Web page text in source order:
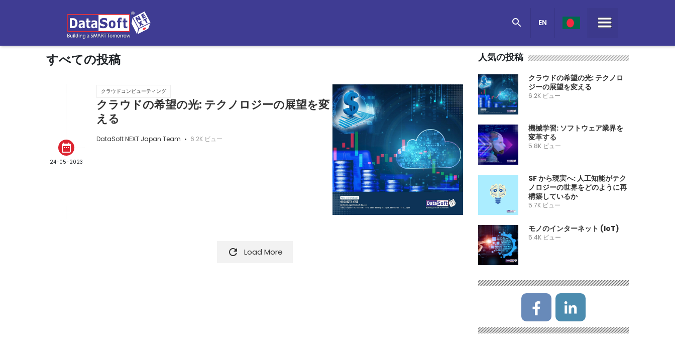
 EN
お問い合わせ
すべての投稿
date_range
24-05-2023
クラウドコンピューティング
クラウドの希望の光: テクノロジーの展望を変
える
DataSoft NEXT Japan Team 6.2K ビュー
 Load More
人気の投稿
クラウドの希望の光: テクノロ
ジーの展望を変える
6.2K ビュー
機械学習: ソフトウェア業界を
変革する
5.8K ビュー
SF から現実へ: 人工知能がテク
ノロジーの世界をどのように再
構築しているか
5.7K ビュー
モノのインターネット (IoT)
5.4K ビュー